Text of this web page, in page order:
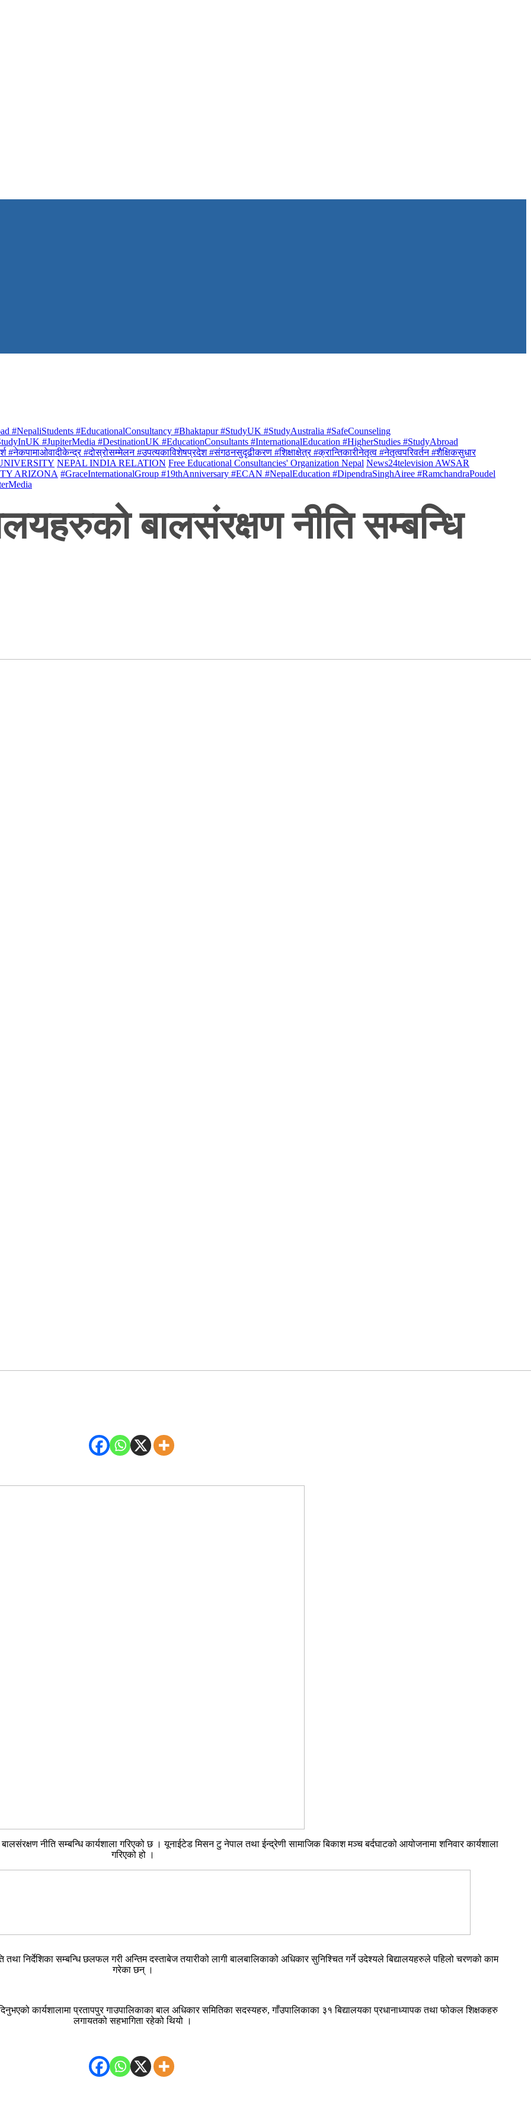
#NepaliStudents #EducationalConsultancy #Bhaktapur #StudyUK #StudyAustralia #SafeCounseling
#JupiterMedia #DestinationUK #EducationConsultants #InternationalEducation #HigherStudies #StudyAbroad
#नेकपामाओवादीकेन्द्र #दोस्रोसम्मेलन #उपत्यकाविशेषप्रदेश #संगठनसुदृढीकरण #शिक्षाक्षेत्र #क्रान्तिकारीनेतृत्व #नेतृत्वपरिवर्तन #शैक्षिकसुधार
NEPAL INDIA RELATION Free Educational Consultancies' Organization Nepal News24television AWSAR
ARIZONA #GraceInternationalGroup #19thAnniversary #ECAN #NepalEducation #DipendraSinghAiree #RamchandraPoudel
बालसंरक्षण नीति सम्बन्धि
नीति सम्बन्धि कार्यशाला गरिएको छ । यूनाईटेड मिसन टु नेपाल तथा ईन्द्रेणी सामाजिक बिकाश मञ्च बर्दघाटको आयोजनामा शनिवार कार्यशाला
गरिएको हो ।
तथा निर्देशिका सम्बन्धि छलफल गरी अन्तिम दस्ताबेज तयारीको लागी बालबालिकाको अधिकार सुनिश्चित गर्ने उदेश्यले बिद्यालयहरुले पहिलो चरणको काम
गरेका छन् ।
कार्यशालामा प्रतापपुर गाउपालिकाका बाल अधिकार समितिका सदस्यहरु, गाँउपालिकाका ३१ बिद्यालयका प्रधानाध्यापक तथा फोकल शिक्षकहरु
लगायतको सहभागिता रहेको थियो ।